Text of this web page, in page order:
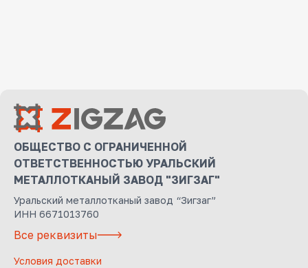
ОБЩЕСТВО С ОГРАНИЧЕННОЙ
ОТВЕТСТВЕННОСТЬЮ УРАЛЬСКИЙ
МЕТАЛЛОТКАНЫЙ ЗАВОД "ЗИГЗАГ"
Уральский металлотканый завод “Зигзаг”
ИНН 6671013760
Все реквизиты
Условия доставки